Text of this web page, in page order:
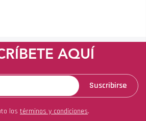
AQUÍ
Suscribirse
los términos y condiciones.